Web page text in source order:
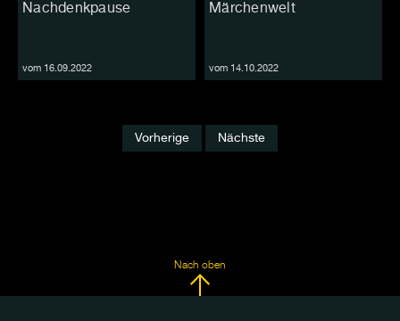
Nachdenkpause
vom 16.09.2022
Märchenwelt
vom 14.10.2022
Vorherige Nächste
Nach oben